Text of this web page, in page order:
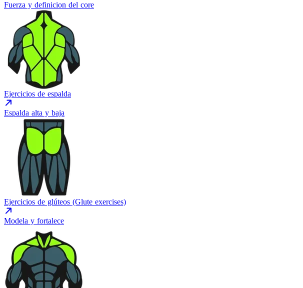
Fuerza y definicion del core
Ejercicios de espalda
Espalda alta y baja
Ejercicios de glúteos (Glute exercises)
Modela y fortalece